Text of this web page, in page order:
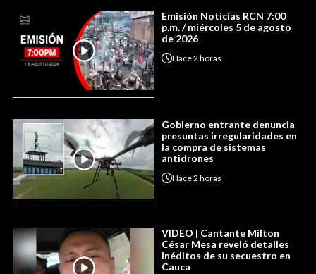
Emisión Noticias RCN 7:00
p.m. / miércoles 5 de agosto
de 2026
Hace2 horas
Gobierno entrante denuncia
presuntas irregularidades en
la compra de sistemas
antidrones
Hace2 horas
VIDEO | Cantante Milton
César Mesa reveló detalles
inéditos de su secuestro en
Cauca